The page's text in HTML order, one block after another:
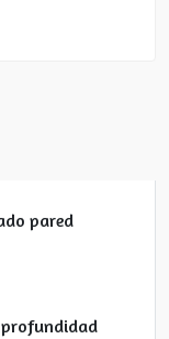
pared
profundidad